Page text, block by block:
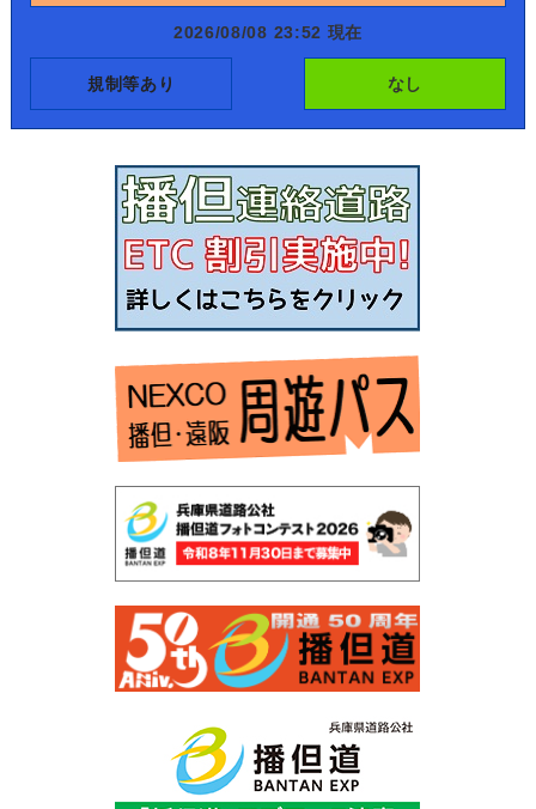
2026/08/08 23:52 現在
規制等あり なし